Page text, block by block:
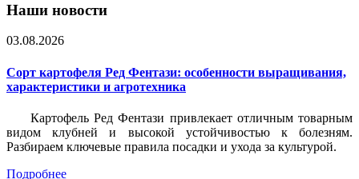
Наши новости
03.08.2026
Сорт картофеля Ред Фентази: особенности выращивания,
характеристики и агротехника
Картофель Ред Фентази привлекает отличным товарным
видом клубней и высокой устойчивостью к болезням.
Разбираем ключевые правила посадки и ухода за культурой.
Подробнее